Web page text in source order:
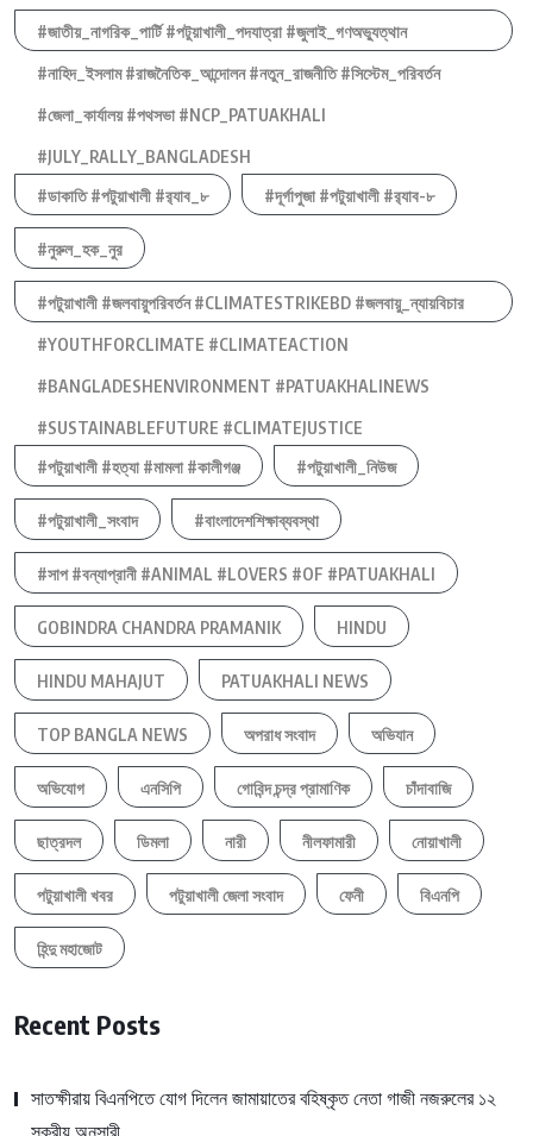
#জাতীয়_নাগরিক_পার্টি #পটুয়াখালী_পদযাত্রা #জুলাই_গণঅভ্যুত্থান
#নাহিদ_ইসলাম #রাজনৈতিক_আন্দোলন #নতুন_রাজনীতি #সিস্টেম_পরিবর্তন
#জেলা_কার্যালয় #পথসভা #NCP_PATUAKHALI
#JULY_RALLY_BANGLADESH
#ডাকাতি #পটুয়াখালী #র‍্যাব_৮
#দূর্গাপুজা #পটুয়াখালী #র‍্যাব-৮
#নুরুল_হক_নুর
#পটুয়াখালী #জলবায়ুপরিবর্তন #CLIMATESTRIKEBD #জলবায়ু_ন্যায়বিচার
#YOUTHFORCLIMATE #CLIMATEACTION
#BANGLADESHENVIRONMENT #PATUAKHALINEWS
#SUSTAINABLEFUTURE #CLIMATEJUSTICE
#পটুয়াখালী #হত্যা #মামলা #কালীগঞ্জ
#পটুয়াখালী_নিউজ
#পটুয়াখালী_সংবাদ #বাংলাদেশশিক্ষাব্যবস্থা
#সাপ #বন্যাপ্রানী #ANIMAL #LOVERS #OF #PATUAKHALI
GOBINDRA CHANDRA PRAMANIK HINDU
HINDU MAHAJUT PATUAKHALI NEWS
TOP BANGLA NEWS অপরাধ সংবাদ অভিযান
অভিযোগ এনসিপি গোবিন্দ চন্দ্র প্রামাণিক চাঁদাবাজি
ছাত্রদল ডিমলা নারী নীলফামারী নোয়াখালী
পটুয়াখালী খবর পটুয়াখালী জেলা সংবাদ ফেনী বিএনপি
হিন্দু মহাজোট
Recent Posts
সাতক্ষীরায় বিএনপিতে যোগ দিলেন জামায়াতের বহিষ্কৃত নেতা গাজী নজরুলের ১২